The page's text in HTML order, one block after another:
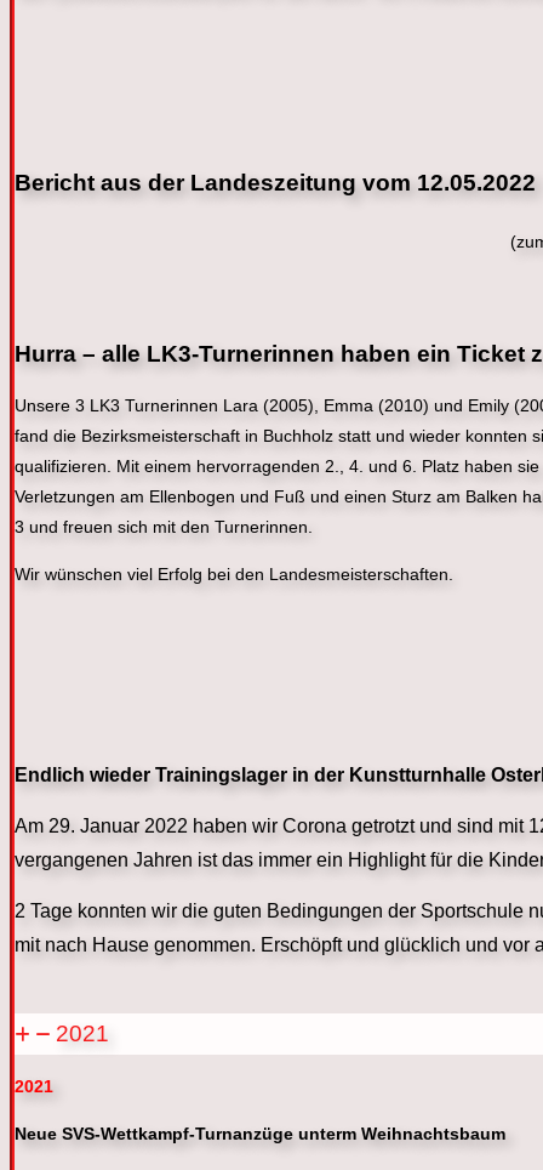
Bericht aus der Landeszeitung vom 12.05.2022
Hurra – alle LK3-Turnerinnen haben ein
Unsere 3 LK3 Turnerinnen Lara (2005), Emma (2010) und Emily
fand die Bezirksmeisterschaft in Buchholz statt und wieder
qualifizieren. Mit einem hervorragenden 2., 4. und 6. Platz haben
Verletzungen am Ellenbogen und Fuß und einen Sturz am Balken
3 und freuen sich mit den Turnerinnen.
Wir wünschen viel Erfolg bei den Landesmeisterschaften.
Endlich wieder Trainingslager in der Kunstturnhalle
Am 29. Januar 2022 haben wir Corona getrotzt und sind mit
vergangenen Jahren ist das immer ein Highlight für die
2 Tage konnten wir die guten Bedingungen der Sportschule
mit nach Hause genommen. Erschöpft und glücklich und
2021
2021
Neue SVS-Wettkampf-Turnanzüge unterm Weihnachtsbaum